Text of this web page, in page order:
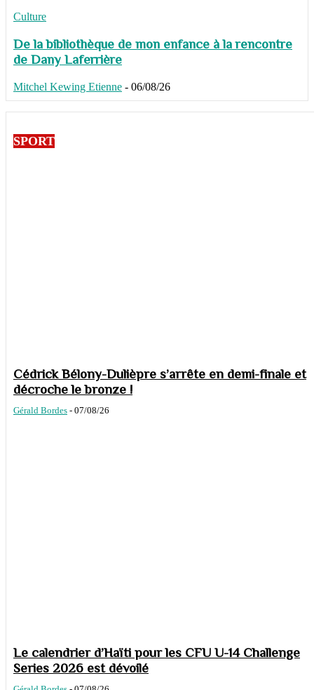
Culture
De la bibliothèque de mon enfance à la rencontre
de Dany Laferrière
Mitchel Kewing Etienne - 06/08/26
SPORT
Cédrick Bélony-Dulièpre s’arrête en demi-finale et
décroche le bronze !
Gérald Bordes - 07/08/26
Le calendrier d’Haïti pour les CFU U-14 Challenge
Series 2026 est dévoilé